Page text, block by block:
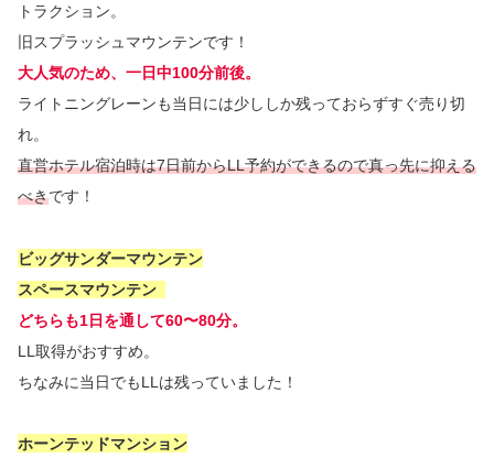
トラクション。
旧スプラッシュマウンテンです！
大人気のため、一日中100分前後。
ライトニングレーンも当日には少ししか残っておらずすぐ売り切
れ。
直営ホテル宿泊時は7日前からLL予約ができるので真っ先に抑える
べきです！
ビッグサンダーマウンテン
スペースマウンテン
どちらも1日を通して60〜80分。
LL取得がおすすめ。
ちなみに当日でもLLは残っていました！
ホーンテッドマンション